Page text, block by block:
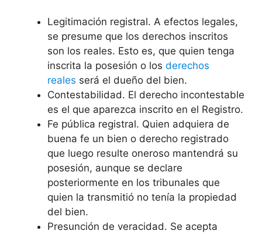
Legitimación registral. A efectos legales,
se presume que los derechos inscritos
son los reales. Esto es, que quien tenga
inscrita la posesión o los derechos
reales será el dueño del bien.
Contestabilidad. El derecho incontestable
es el que aparezca inscrito en el Registro.
Fe pública registral. Quien adquiera de
buena fe un bien o derecho registrado
que luego resulte oneroso mantendrá su
posesión, aunque se declare
posteriormente en los tribunales que
quien la transmitió no tenía la propiedad
del bien.
Presunción de veracidad. Se acepta